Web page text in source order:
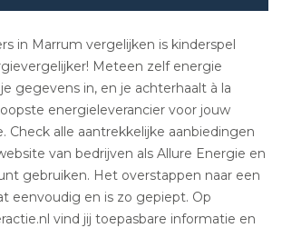
in Marrum vergelijken is kinderspel
Meteen zelf energie
gegevens in, en je achterhaalt à la
energieleverancier voor jouw
Check alle aantrekkelijke aanbiedingen
van bedrijven als Allure Energie en
gebruiken. Het overstappen naar een
eenvoudig en is zo gepiept. Op
vind jij toepasbare informatie en